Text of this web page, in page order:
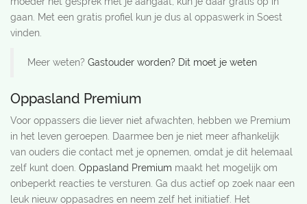
gaan. Met een gratis profiel kun je dus al oppaswerk in Soest
vinden.
Meer weten? Gastouder worden? Dit moet je weten
Oppasland Premium
Voor oppassers die liever niet afwachten, hebben we Premium
in het leven geroepen. Daarmee ben je niet meer afhankelijk
van ouders die contact met je opnemen, omdat je dit helemaal
zelf kunt doen. Oppasland Premium maakt het mogelijk om
onbeperkt reacties te versturen. Ga dus actief op zoek naar een
leuk nieuw oppasadres en neem zelf het initiatief. Het